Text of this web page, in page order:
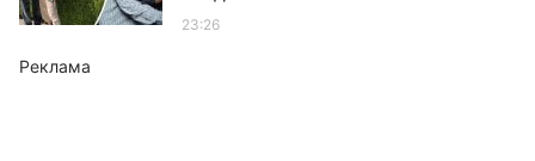
23:26
Реклама